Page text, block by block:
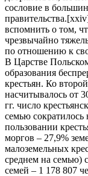
сословие в
вспомнить о том,
чрезвычайно
по отношению к
В Царстве
образования
крестьян. Ко
насчитывалось от
гг. число
семью
пользовании
моргов – 27,9%
малоземельных
среднем на семью)
семей – 1 178 807